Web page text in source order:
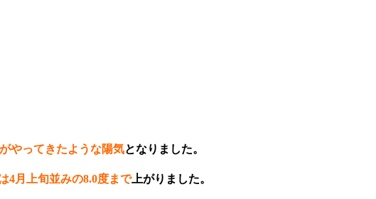
やってきたような陽気となりました。
4月上旬並みの8.0度まで上がりました。